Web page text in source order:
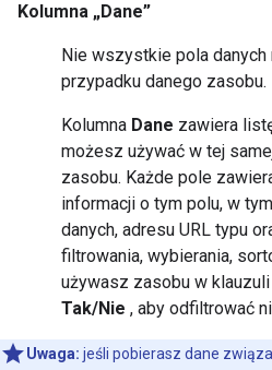
Kolumna „Dane”
Nie wszystkie pola danych
przypadku danego zasobu.
Kolumna Dane zawiera
możesz używać w tej
zasobu. Każde pole
informacji o tym polu, w
danych, adresu URL typu
filtrowania, wybierania,
używasz zasobu w klauzuli
Tak/Nie , aby odfiltrować
Uwaga: jeśli pobierasz dane